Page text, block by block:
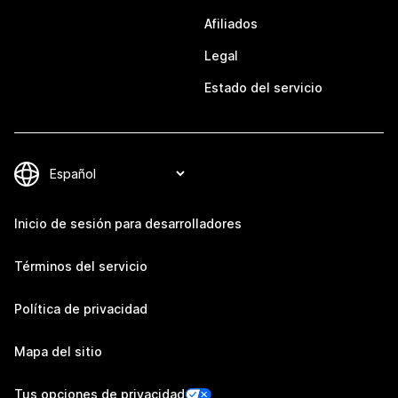
Afiliados
Legal
Estado del servicio
Inicio de sesión para desarrolladores
Términos del servicio
Política de privacidad
Mapa del sitio
Tus opciones de privacidad